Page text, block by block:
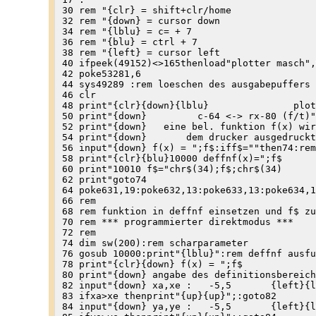
30 rem "{clr} = shift+clr/home
32 rem "{down} = cursor down
34 rem "{lblu} = c= + 7
36 rem "{blu} = ctrl + 7
38 rem "{left} = cursor left
40 ifpeek(49152)<>165thenload"plotter
42 poke53281,6
44 sys49289 :rem loeschen des ausgabepuffers
46 clr
48 print"{clr}{down}{lblu}
50 print"{down}         c-64 <-> rx-80 (f/t)"
52 print"{down}   eine bel. funktion f(x)
54 print"{down}       dem drucker
56 input"{down} f(x) =
58 print"{clr}{blu}10000 deffnf(x)=";f$
60 print"10010 f$="chr$(34);f$;chr$(34)
62 print"goto74
64
66 rem
68 rem funktion in deffnf einsetzen und f$
70 rem *** programmierter direktmodus ***
72 rem
74 dim sw(200):rem scharparameter
76 gosub 10000:print"{lblu}":rem deffnf
78 print"{clr}{down} f(x) = ";f$
80 print"{down} angabe des
82 input"{down} xa,xe :   -5,5
83 ifxa>xe thenprint"{up}{up}";:goto82
84 input"{down} ya,ye :   -5,5